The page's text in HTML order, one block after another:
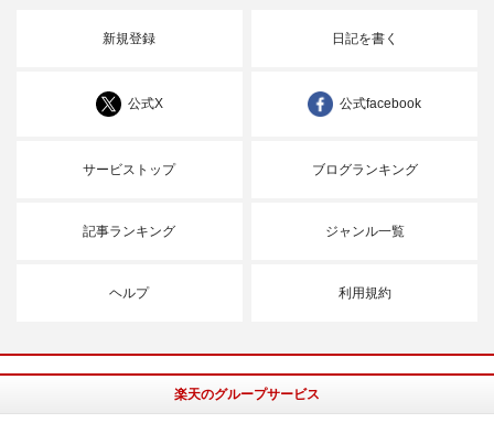
新規登録 日記を書く
公式X 公式facebook
サービストップ ブログランキング
記事ランキング ジャンル一覧
ヘルプ 利用規約
楽天のグループサービス